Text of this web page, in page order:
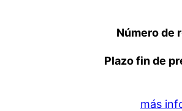
Número de
Plazo fin de
más